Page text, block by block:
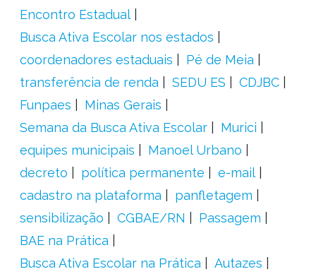
Encontro Estadual
Busca Ativa Escolar nos estados
coordenadores estaduais
Pé de Meia
transferência de renda
SEDU ES
CDJBC
Funpaes
Minas Gerais
Semana da Busca Ativa Escolar
Murici
equipes municipais
Manoel Urbano
decreto
política permanente
e-mail
cadastro na plataforma
panfletagem
sensibilização
CGBAE/RN
Passagem
BAE na Prática
Busca Ativa Escolar na Prática
Autazes